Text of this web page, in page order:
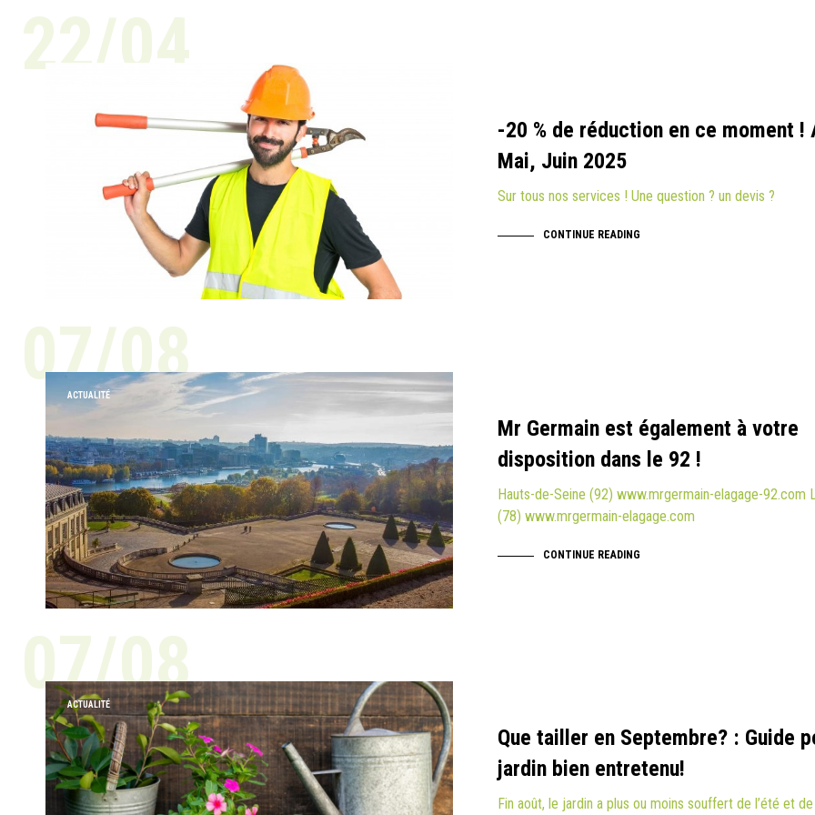
22/04
-20 % de réduction en ce moment !
Mai, Juin 2025
Sur tous nos services ! Une question ? un devis ?
CONTINUE READING
07/08
ACTUALITÉ
Mr Germain est également à votre
disposition dans le 92 !
Hauts-de-Seine (92) www.mrgermain-elagage-92.com
(78) www.mrgermain-elagage.com
CONTINUE READING
07/08
ACTUALITÉ
Que tailler en Septembre? : Guide
jardin bien entretenu!
Fin août, le jardin a plus ou moins souffert de l’été et de